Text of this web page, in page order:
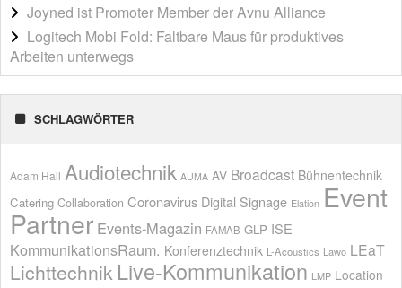
Joyned ist Promoter Member der Avnu Alliance
Logitech Mobi Fold: Faltbare Maus für produktives
Arbeiten unterwegs
SCHLAGWÖRTER
Adam Hall Audiotechnik AUMA AV Broadcast Bühnentechnik
Catering Collaboration Coronavirus Digital Signage Elation Event
Partner Events-Magazin FAMAB GLP ISE
KommunikationsRaum. Konferenztechnik L-Acoustics Lawo LEaT
Lichttechnik Live-Kommunikation LMP Location